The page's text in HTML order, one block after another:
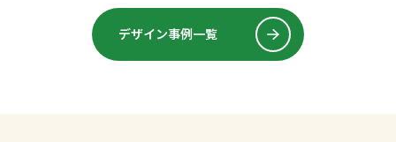
デザイン事例一覧